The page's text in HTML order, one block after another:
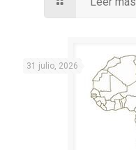
31 julio, 2026